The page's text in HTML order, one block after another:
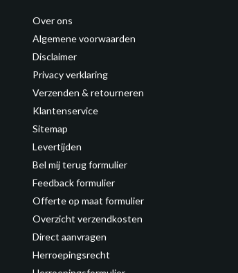
Over ons
Algemene voorwaarden
Disclaimer
Privacy verklaring
Verzenden & retourneren
Klantenservice
Sitemap
Levertijden
Bel mij terug formulier
Feedback formulier
Offerte op maat formulier
Overzicht verzendkosten
Direct aanvragen
Herroepingsrecht